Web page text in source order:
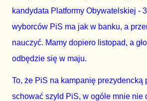
kandydata Platformy Obywatelskiej -
wyborców PiS ma jak w banku, a
nauczyć. Mamy dopiero listopad, a
odbędzie się w maju.
To, że PiS na kampanię prezydencką
schować szyld PiS, w ogóle mnie nie